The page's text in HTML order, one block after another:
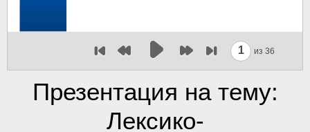
1 из 36
Презентация на тему:
Лексико-